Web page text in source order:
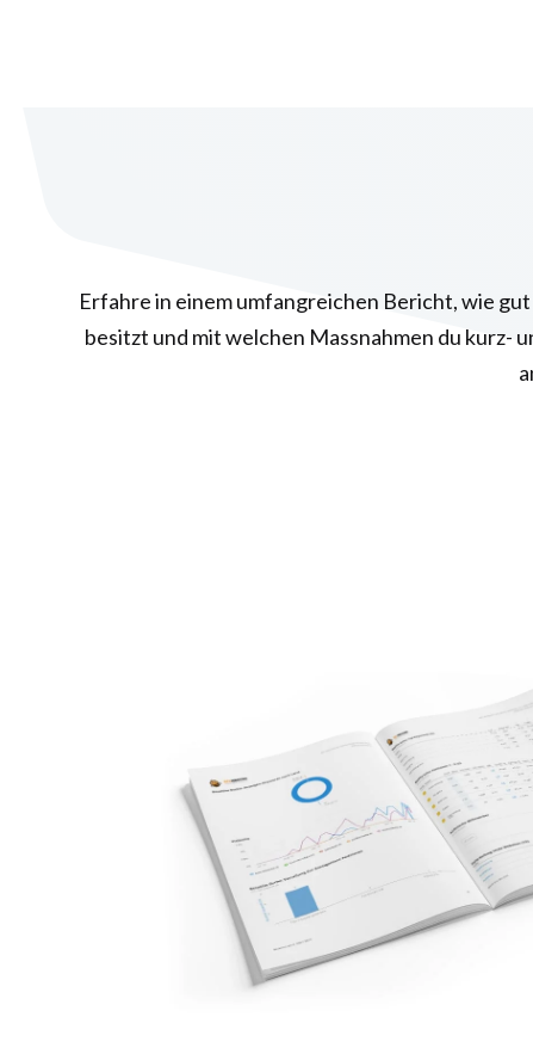
Erfahre in einem umfangreichen Bericht, wie
besitzt und mit welchen Massnahmen du kurz-